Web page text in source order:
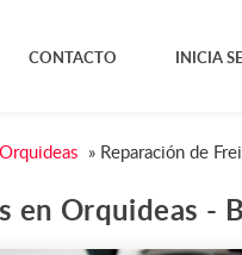
CONTACTO INICIA
» Reparación de
en Orquideas -